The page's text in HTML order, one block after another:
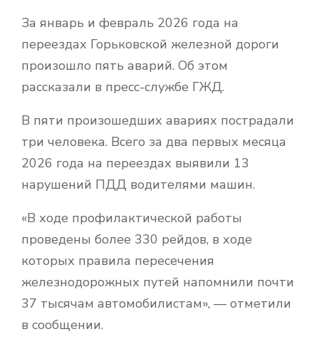
За январь и февраль 2026 года на
переездах Горьковской железной дороги
произошло пять аварий. Об этом
рассказали в пресс-службе ГЖД.
В пяти произошедших авариях пострадали
три человека. Всего за два первых месяца
2026 года на переездах выявили 13
нарушений ПДД водителями машин.
«В ходе профилактической работы
проведены более 330 рейдов, в ходе
которых правила пересечения
железнодорожных путей напомнили почти
37 тысячам автомобилистам», — отметили
в сообщении.